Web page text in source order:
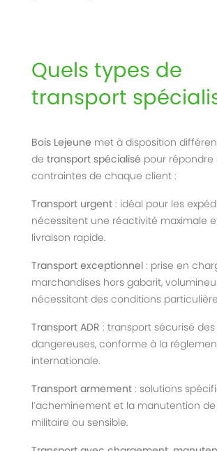
Quels types de
transport
Bois Lejeune met à disposition
de transport spécialisé pour répondre
contraintes de chaque client :
Transport urgent : idéal pour les
nécessitent une réactivité maximale
livraison rapide.
Transport exceptionnel : prise en
marchandises hors gabarit,
nécessitant des conditions
Transport ADR : transport sécurisé
dangereuses, conforme à la
internationale.
Transport armement : solutions
l’acheminement et la manutention
militaire ou sensible.